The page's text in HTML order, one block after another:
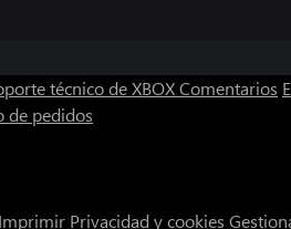
de renombre!
esta edición presenta
técnico de XBOXComentarios
de pedidos
Imprimir Privacidad y cookies